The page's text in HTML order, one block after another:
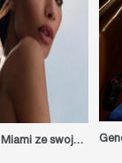
Kylian Mbappé pokazał się w Miami ze swoją... 35-letnią trans dziewczyną [ZDJĘCIA]